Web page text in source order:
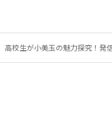
高校生が小美玉の魅力探究！発